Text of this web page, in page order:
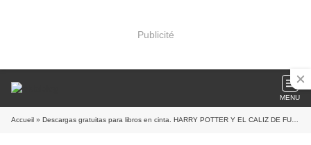
Publicité
MENU
Accueil » Descargas gratuitas para libros en cinta. HARRY POTTER Y EL CALIZ DE FUEGO